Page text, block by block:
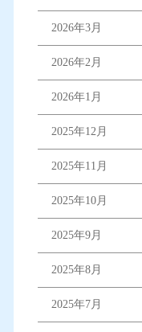
2026年3月
2026年2月
2026年1月
2025年12月
2025年11月
2025年10月
2025年9月
2025年8月
2025年7月